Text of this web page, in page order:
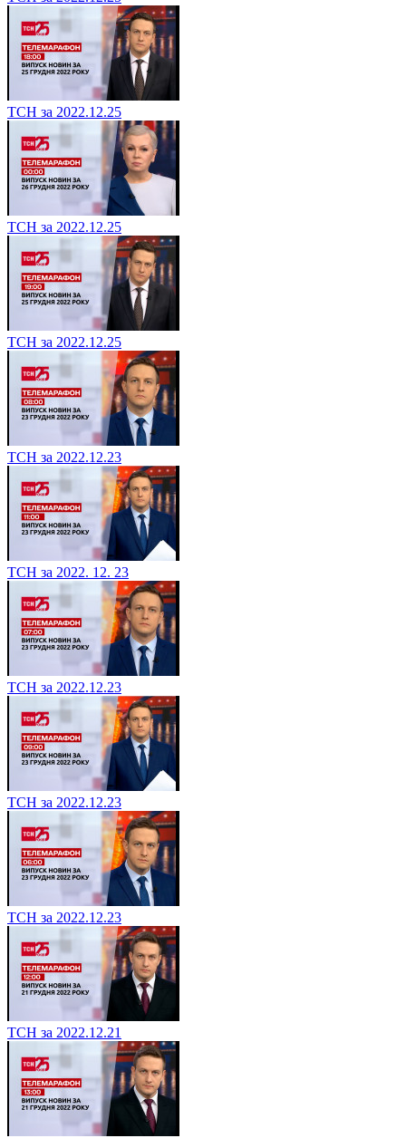
ТСН за 2022.12.25
ТСН за 2022.12.25
ТСН за 2022.12.25
ТСН за 2022.12.23
ТСН за 2022. 12. 23
ТСН за 2022.12.23
ТСН за 2022.12.23
ТСН за 2022.12.23
ТСН за 2022.12.21